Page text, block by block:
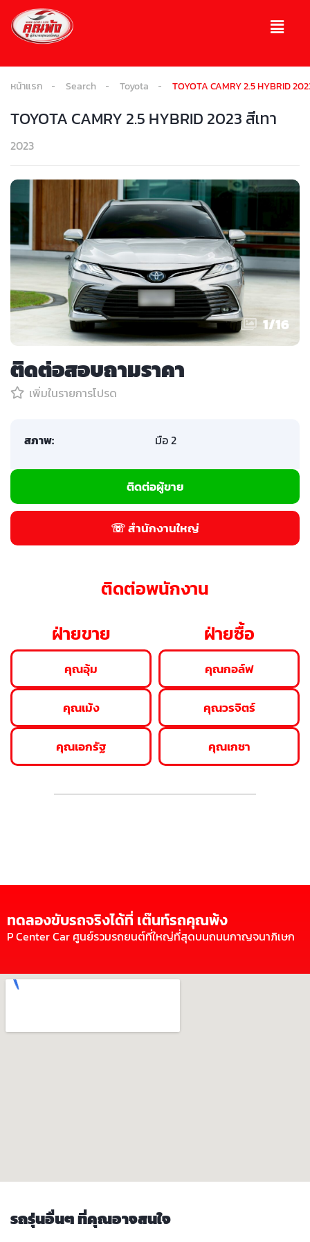
หน้าแรก Search Toyota TOYOTA CAMRY 2.5 HYBRID
TOYOTA CAMRY 2.5 HYBRID 2023 สีเทา
2023
1/16
ติดต่อสอบถามราคา
เพิ่มในรายการโปรด
สภาพ: มือ 2
ติดต่อผู้ขาย
☏ สำนักงานใหญ่
ติดต่อพนักงาน
ฝ่ายขาย
คุณอุ้ม
คุณเม้ง
คุณเอกรัฐ
ฝ่ายซื้อ
คุณกอล์ฟ
คุณวรจิตร์
คุณเกชา
ทดลองขับรถจริงได้ที่ เต๊นท์รถคุณพ้ง
P Center Car ศูนย์รวมรถยนต์ที่ใหญ่ที่สุดบนถนนกาญจนาภิเษก
รถรุ่นอื่นๆ ที่คุณอาจสนใจ